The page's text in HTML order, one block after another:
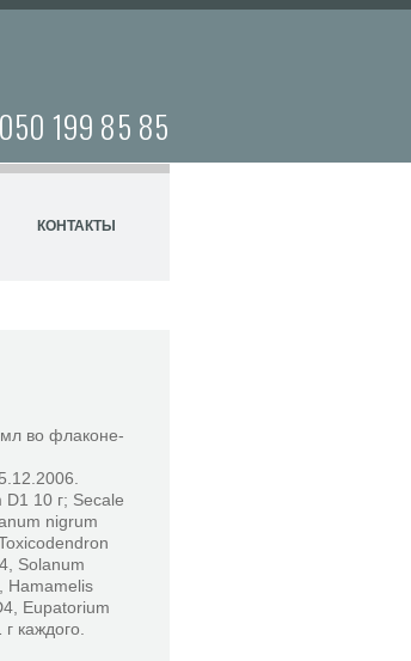
199 85 85
КОНТАКТЫ
мл во флаконе-
10 г; Secale
nigrum
Solanum
Hamamelis
Eupatorium
каждого.